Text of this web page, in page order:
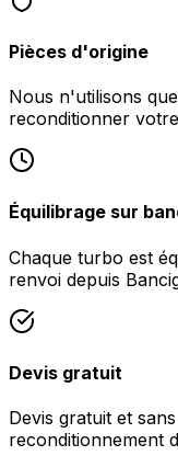
Pièces d'origine
Nous n'utilisons
reconditionner
Équilibrage sur
Chaque turbo est
renvoi depuis
Devis gratuit
Devis gratuit et
reconditionnement